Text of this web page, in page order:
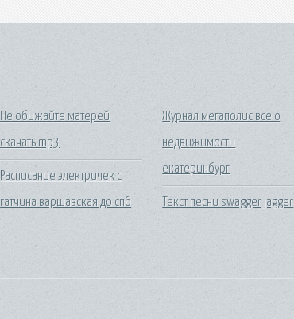
Не обижайте матерей
скачать mp3
Расписание электричек с
гатчина варшавская до спб
Журнал мегаполис все о
недвижимости
екатеринбург
Текст песни swagger jagger